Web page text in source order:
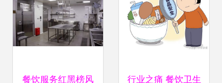
位
餐饮服务红黑榜风 行业之痛 餐饮卫生